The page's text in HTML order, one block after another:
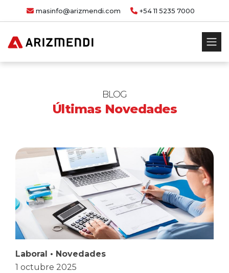
masinfo@arizmendi.com +54 11 5235 7000
BLOG
Últimas Novedades
Laboral • Novedades
1 octubre 2025